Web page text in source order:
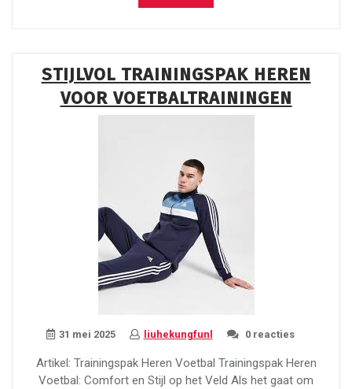
Voetbaltraining
voor
Techniek
en
Tactiek”
STIJLVOL TRAININGSPAK HEREN
VOOR VOETBALTRAININGEN
31 mei 2025 liuhekungfunl 0 reacties
Artikel: Trainingspak Heren Voetbal Trainingspak Heren
Voetbal: Comfort en Stijl op het Veld Als het gaat om